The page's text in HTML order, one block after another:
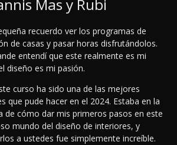
Mas y Rubi
recuerdo ver los programas de
de casas y pasar horas disfrutándolos.
entendí que este realmente es mi
diseño es mi pasión.
curso ha sido una de las mejores
que pude hacer en el 2024. Estaba en la
de cómo dar mis primeros pasos en este
mundo del diseño de interiores, y
a ustedes fue simplemente increíble.